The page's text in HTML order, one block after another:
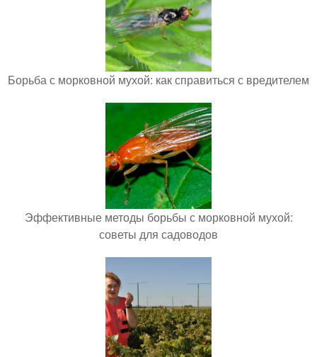
Борьба с морковной мухой: как справиться с вредителем
Эффективные методы борьбы с морковной мухой:
советы для садоводов